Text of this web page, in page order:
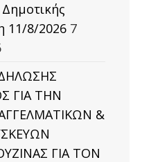
11/8/2026 7
ΓΙΑ ΤΗΝ
&
ΓΙΑ ΤΟΝ